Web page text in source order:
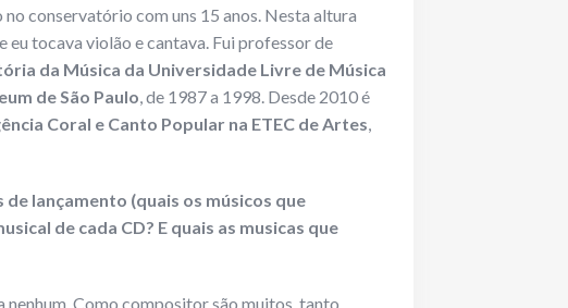
conservatório com uns 15 anos. Nesta altura
eu tocava violão e cantava. Fui professor de
da Música da Universidade Livre de Música
de São Paulo, de 1987 a 1998. Desde 2010 é
Coral e Canto Popular na ETEC de Artes,
de lançamento (quais os músicos que
de cada CD? E quais as musicas que
Como compositor são muitos, tanto